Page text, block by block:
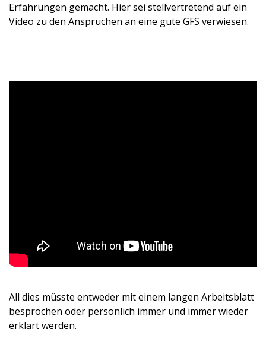
Erfahrungen gemacht. Hier sei stellvertretend auf ein
Video zu den Ansprüchen an eine gute GFS verwiesen.
All dies müsste entweder mit einem langen Arbeitsblatt
besprochen oder persönlich immer und immer wieder
erklärt werden.